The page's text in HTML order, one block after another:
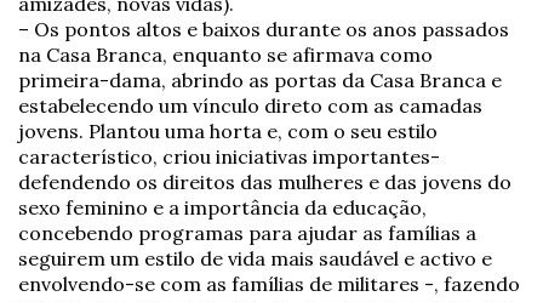
– Os pontos altos e baixos durante os anos passados
na Casa Branca, enquanto se afirmava como
primeira-dama, abrindo as portas da Casa Branca e
estabelecendo um vínculo direto com as camadas
jovens. Plantou uma horta e, com o seu estilo
característico, criou iniciativas importantes-
defendendo os direitos das mulheres e das jovens do
sexo feminino e a importância da educação,
concebendo programas para ajudar as famílias a
seguirem um estilo de vida mais saudável e activo e
envolvendo-se com as famílias de militares -, fazendo